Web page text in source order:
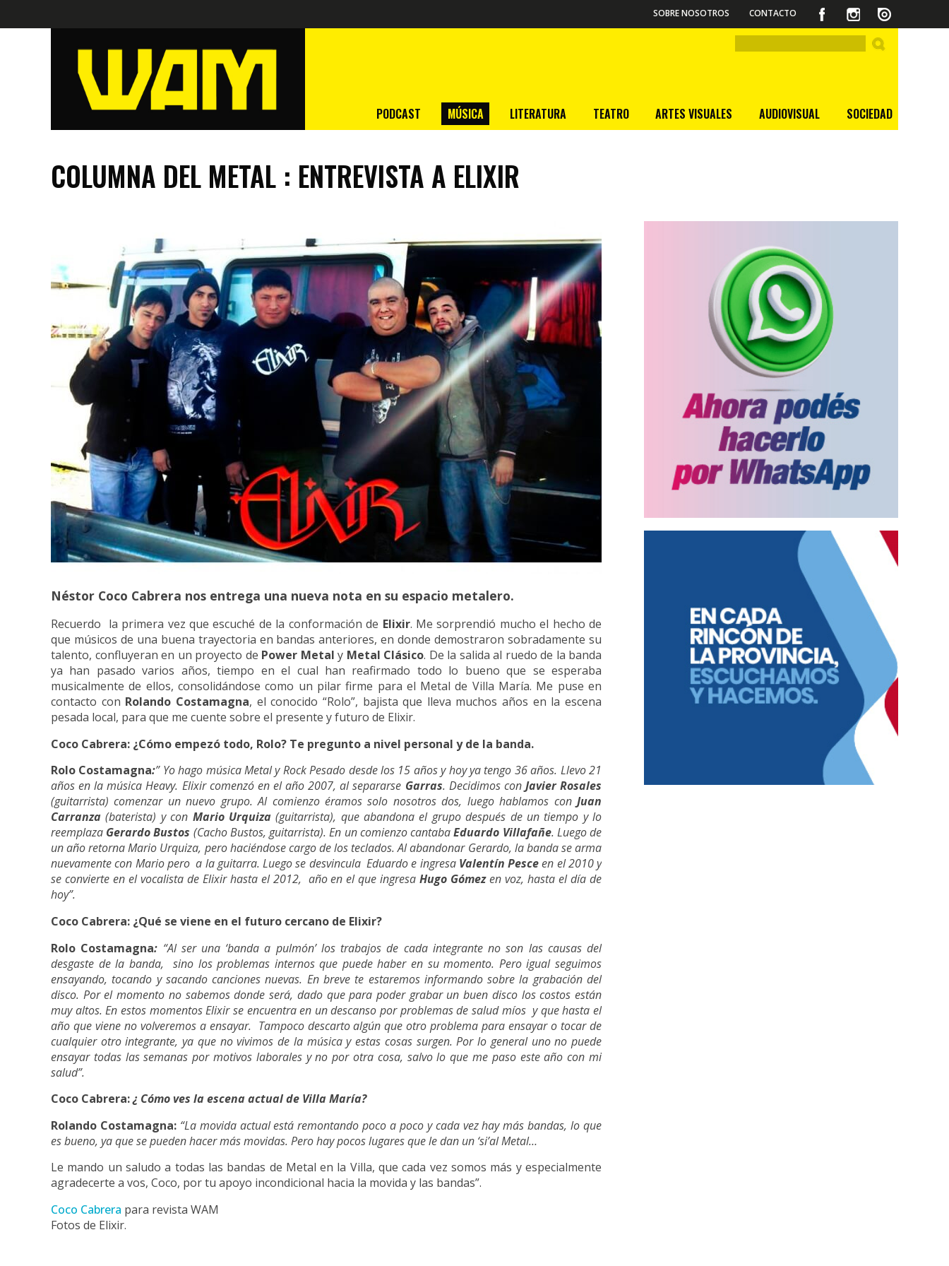
SOBRE NOSOTROS CONTACTO
PODCAST MÚSICA LITERATURA TEATRO ARTES VISUALES AUDIOVISUAL SOCIEDAD
COLUMNA DEL METAL : ENTREVISTA A ELIXIR
Néstor Coco Cabrera nos entrega una nueva nota en su espacio metalero.
Recuerdo la primera vez que escuché de la conformación de Elixir. Me sorprendió mucho el hecho de
que músicos de una buena trayectoria en bandas anteriores, en donde demostraron sobradamente su
talento, confluyeran en un proyecto de Power Metal y Metal Clásico. De la salida al ruedo de la banda
ya han pasado varios años, tiempo en el cual han reafirmado todo lo bueno que se esperaba
musicalmente de ellos, consolidándose como un pilar firme para el Metal de Villa María. Me puse en
contacto con Rolando Costamagna, el conocido “Rolo”, bajista que lleva muchos años en la escena
pesada local, para que me cuente sobre el presente y futuro de Elixir.
Coco Cabrera: ¿Cómo empezó todo, Rolo? Te pregunto a nivel personal y de la banda.
Rolo Costamagna:” Yo hago música Metal y Rock Pesado desde los 15 años y hoy ya tengo 36 años. Llevo 21
años en la música Heavy. Elixir comenzó en el año 2007, al separarse Garras. Decidimos conJavier Rosales
(guitarrista) comenzar un nuevo grupo. Al comienzo éramos solo nosotros dos, luego hablamos con Juan
Carranza (baterista) y con Mario Urquiza(guitarrista), que abandona el grupo después de un tiempo y lo
reemplaza Gerardo Bustos (Cacho Bustos, guitarrista). En un comienzo cantabaEduardo Villafañe. Luego de
un año retorna Mario Urquiza, pero haciéndose cargo de los teclados. Al abandonar Gerardo, la banda se arma
nuevamente con Mario pero a la guitarra. Luego se desvincula Eduardo e ingresa Valentín Pesceen el 2010 y
se convierte en el vocalista de Elixir hasta el 2012, año en el que ingresaHugo Gómezen voz, hasta el día de
hoy”.
Coco Cabrera: ¿Qué se viene en el futuro cercano de Elixir?
Rolo Costamagna: “Al ser una ‘banda a pulmón’ los trabajos de cada integrante no son las causas del
desgaste de la banda, sino los problemas internos que puede haber en su momento. Pero igual seguimos
ensayando, tocando y sacando canciones nuevas. En breve te estaremos informando sobre la grabación del
disco. Por el momento no sabemos donde será, dado que para poder grabar un buen disco los costos están
muy altos. En estos momentos Elixir se encuentra en un descanso por problemas de salud míos y que hasta el
año que viene no volveremos a ensayar. Tampoco descarto algún que otro problema para ensayar o tocar de
cualquier otro integrante, ya que no vivimos de la música y estas cosas surgen. Por lo general uno no puede
ensayar todas las semanas por motivos laborales y no por otra cosa, salvo lo que me paso este año con mi
salud”.
Coco Cabrera:¿ Cómo ves la escena actual de Villa María?
Rolando Costamagna: “La movida actual está remontando poco a poco y cada vez hay más bandas, lo que
es bueno, ya que se pueden hacer más movidas. Pero hay pocos lugares que le dan un ‘si’al Metal…
Le mando un saludo a todas las bandas de Metal en la Villa, que cada vez somos más y especialmente
agradecerte a vos, Coco, por tu apoyo incondicional hacia la movida y las bandas”.
Coco Cabrera para revista WAM
Fotos de Elixir.